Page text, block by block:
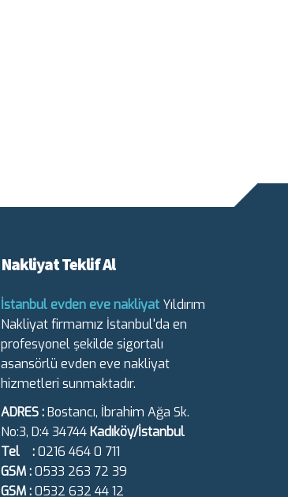
Nakliyat Teklif Al
İstanbul evden eve nakliyat Yıldırım
Nakliyat firmamız İstanbul'da en
profesyonel şekilde sigortalı
asansörlü evden eve nakliyat
hizmetleri sunmaktadır.
ADRES :Bostancı, İbrahim Ağa Sk.
No:3, D:4 34744 Kadıköy/İstanbul
Tel :0216 464 0 711
GSM :0533 263 72 39
GSM :0532 632 44 12